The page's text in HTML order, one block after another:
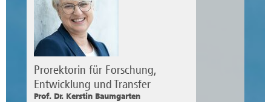
Prorektorin für Forschung,
Entwicklung und Transfer
Prof. Dr. Kerstin Baumgarten